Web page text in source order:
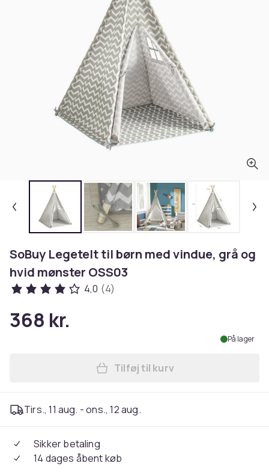
SoBuy Legetelt til børn med vindue, grå og
hvid mønster OSS03
4,0 (4)
368 kr.
På lager
Læg SoBuy Legetelt til
Tilføj til kurv
Tirs., 11 aug. - ons., 12 aug.
Sikker betaling
14 dages åbent køb